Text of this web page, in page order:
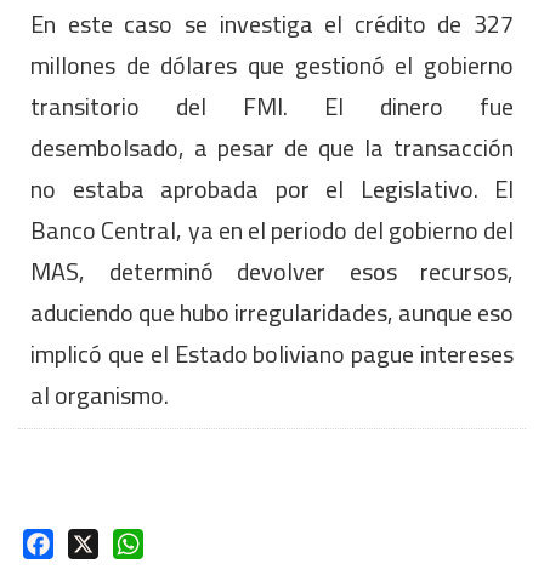
En este caso se investiga el crédito de 327
millones de dólares que gestionó el gobierno
transitorio del FMI. El dinero fue
desembolsado, a pesar de que la transacción
no estaba aprobada por el Legislativo. El
Banco Central, ya en el periodo del gobierno del
MAS, determinó devolver esos recursos,
aduciendo que hubo irregularidades, aunque eso
implicó que el Estado boliviano pague intereses
al organismo.
Facebook